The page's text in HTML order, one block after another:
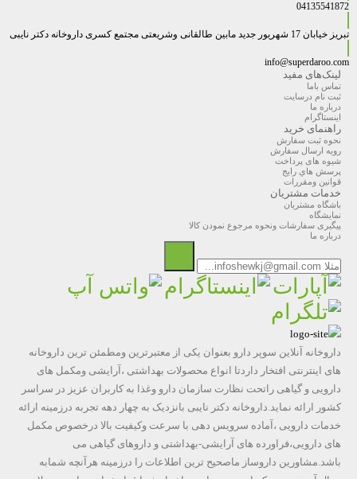
04135541872
تبریز خیابان 17 شهریور جدید مابین طالقانی وشریعتی مجتمع کسری داروخانه دکتر نایبی
info@superdaroo.com
لینک‌های مفید
تماس باما
ثبت نام درسایت
درباره ما
اینستاگرام
راهنمای خرید
نحوه ثبت سفارش
رویه ارسال سفارش
شیوه های پرداخت
پرسش هاي رايج
قوانین ومقررات
خدمات مشتریان
باشگاه مشتریان
نمایشگاه
پیگیری سفارشات ونحوه مرجوع نمودن کالا
درباره ما
داروخانه آنلاین سوپر دارو بعنوان یکی از معتبرترین ومطمئن ترین داروخانه
های اینترنتی افتخار داردتا انواع محصولات بهداشتی ،آرایشی ومکمل های
دارویی و گیاهی راتحت نظارت سازمان دارو وغذا به کاربران عزیز در سراسر
کشور ارائه نماید.داروخانه دکتر نایبی بانزدیک به چهار دهه تجربه درزمینه ارائه
خدمات دارویی ،آماده سرویس دهی با سرعت وکیفیت بالا درخصوص مکمل
های دارویی،فراورده های آرایشی-بهداشتی و داروهای گیاهی می
باشد.مشاورین داروساز ماصحیح ترین اطلاعات را درزمینه هرآنچه شمابه